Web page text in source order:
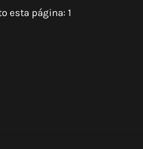
esta página: 1